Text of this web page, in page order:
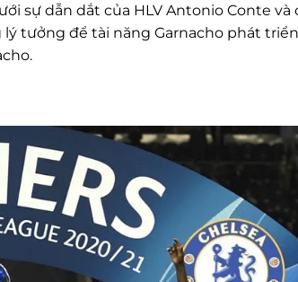
sự dẫn dắt của HLV Antonio Conte và
tưởng để tài năng Garnacho phát